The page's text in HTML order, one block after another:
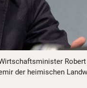
der heimischen